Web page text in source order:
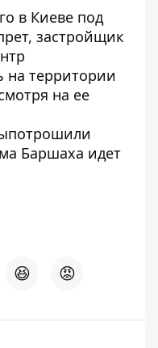
в Киеве под
застройщик
на территории
на ее
Баршаха идет
😆 😡